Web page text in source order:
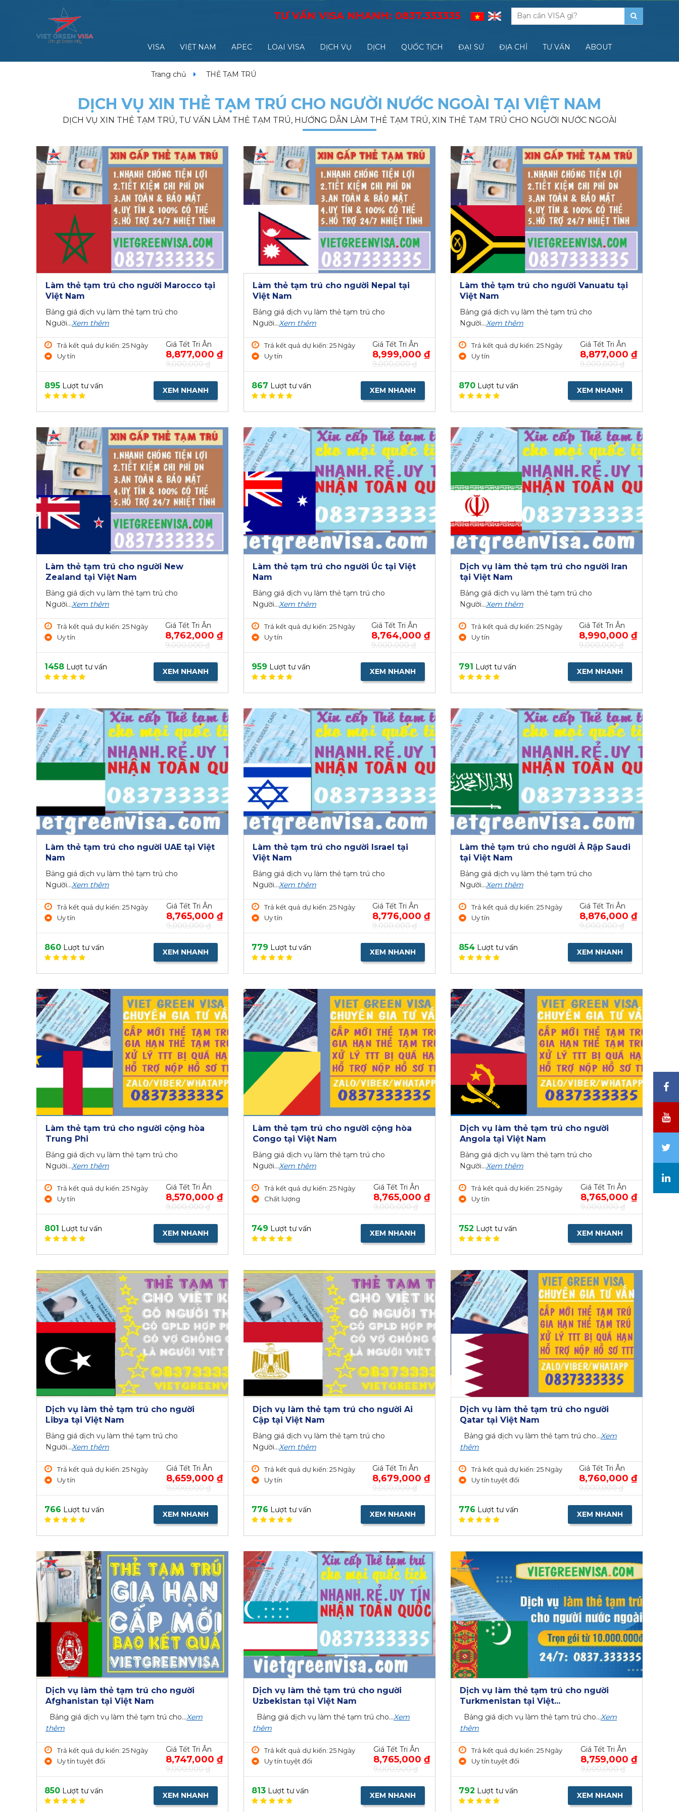
TƯ VẤN VISA NHANH: 0837.333335
VISA VIỆT NAM APEC LOẠI VISA DỊCH VỤ DỊCH QUỐC TỊCH ĐẠI SỨ ĐỊA CHỈ TƯ VẤN ABOUT
Trang chủ THẺ TẠM TRÚ
DỊCH VỤ XIN THẺ TẠM TRÚ CHO NGƯỜI NƯỚC NGOÀI TẠI VIỆT NAM
DỊCH VỤ XIN THẺ TẠM TRÚ, TƯ VẤN LÀM THẺ TẠM TRÚ, HƯỚNG DẪN LÀM THẺ TẠM TRÚ, XIN THẺ TẠM TRÚ CHO NGƯỜI NƯỚC NGOÀI
Làm thẻ tạm trú cho người Marocco tại
Việt Nam
Bảng giá dịch vụ làm thẻ tạm trú cho
Người...Xem thêm
Trả kết quả dự kiến: 25 Ngày
Uy tín
Giá Tết Tri Ân
8,877,000 ₫
9,000,000 ₫
895 Lượt tư vấn XEM NHANH
Làm thẻ tạm trú cho người Nepal tại
Việt Nam
Bảng giá dịch vụ làm thẻ tạm trú cho
Người...Xem thêm
Trả kết quả dự kiến: 25 Ngày
Uy tín
Giá Tết Tri Ân
8,999,000 ₫
9,000,000 ₫
867 Lượt tư vấn XEM NHANH
Làm thẻ tạm trú cho người Vanuatu tại
Việt Nam
Bảng giá dịch vụ làm thẻ tạm trú cho
Người...Xem thêm
Trả kết quả dự kiến: 25 Ngày
Uy tín
Giá Tết Tri Ân
8,877,000 ₫
9,000,000 ₫
870Lượt tư vấn XEM NHANH
Làm thẻ tạm trú cho người New
Zealand tại Việt Nam
Bảng giá dịch vụ làm thẻ tạm trú cho
Người...Xem thêm
Trả kết quả dự kiến: 25 Ngày
Uy tín
Giá Tết Tri Ân
8,762,000 ₫
9,000,000 ₫
1458 Lượt tư vấn XEM NHANH
Làm thẻ tạm trú cho người Úc tại Việt
Nam
Bảng giá dịch vụ làm thẻ tạm trú cho
Người...Xem thêm
Trả kết quả dự kiến: 25 Ngày
Uy tín
Giá Tết Tri Ân
8,764,000 ₫
9,000,000 ₫
959 Lượt tư vấn XEM NHANH
Dịch vụ làm thẻ tạm trú cho người Iran
tại Việt Nam
Bảng giá dịch vụ làm thẻ tạm trú cho
Người...Xem thêm
Trả kết quả dự kiến: 25 Ngày
Uy tín
Giá Tết Tri Ân
8,990,000 ₫
9,000,000 ₫
791 Lượt tư vấn XEM NHANH
Làm thẻ tạm trú cho người UAE tại Việt
Nam
Bảng giá dịch vụ làm thẻ tạm trú cho
Người...Xem thêm
Trả kết quả dự kiến: 25 Ngày
Uy tín
Giá Tết Tri Ân
8,765,000 ₫
9,000,000 ₫
860 Lượt tư vấn XEM NHANH
Làm thẻ tạm trú cho người Israel tại
Việt Nam
Bảng giá dịch vụ làm thẻ tạm trú cho
Người...Xem thêm
Trả kết quả dự kiến: 25 Ngày
Uy tín
Giá Tết Tri Ân
8,776,000 ₫
9,000,000 ₫
779 Lượt tư vấn XEM NHANH
Làm thẻ tạm trú cho người Ả Rập Saudi
tại Việt Nam
Bảng giá dịch vụ làm thẻ tạm trú cho
Người...Xem thêm
Trả kết quả dự kiến: 25 Ngày
Uy tín
Giá Tết Tri Ân
8,876,000 ₫
9,000,000 ₫
854Lượt tư vấn XEM NHANH
Làm thẻ tạm trú cho người cộng hòa
Trung Phi
Bảng giá dịch vụ làm thẻ tạm trú cho
Người...Xem thêm
Trả kết quả dự kiến: 25 Ngày
Uy tín
Giá Tết Tri Ân
8,570,000 ₫
9,000,000 ₫
801 Lượt tư vấn XEM NHANH
Làm thẻ tạm trú cho người cộng hòa
Congo tại Việt Nam
Bảng giá dịch vụ làm thẻ tạm trú cho
Người...Xem thêm
Trả kết quả dự kiến: 25 Ngày
Chất lượng
Giá Tết Tri Ân
8,765,000 ₫
9,000,000 ₫
749 Lượt tư vấn XEM NHANH
Dịch vụ làm thẻ tạm trú cho người
Angola tại Việt Nam
Bảng giá dịch vụ làm thẻ tạm trú cho
Người...Xem thêm
Trả kết quả dự kiến: 25 Ngày
Uy tín
Giá Tết Tri Ân
8,765,000 ₫
9,000,000 ₫
752 Lượt tư vấn XEM NHANH
Dịch vụ làm thẻ tạm trú cho người
Libya tại Việt Nam
Bảng giá dịch vụ làm thẻ tạm trú cho
Người...Xem thêm
Trả kết quả dự kiến: 25 Ngày
Uy tín
Giá Tết Tri Ân
8,659,000 ₫
9,000,000 ₫
766 Lượt tư vấn XEM NHANH
Dịch vụ làm thẻ tạm trú cho người Ai
Cập tại Việt Nam
Bảng giá dịch vụ làm thẻ tạm trú cho
Người...Xem thêm
Trả kết quả dự kiến: 25 Ngày
Uy tín
Giá Tết Tri Ân
8,679,000 ₫
9,000,000 ₫
776 Lượt tư vấn XEM NHANH
Dịch vụ làm thẻ tạm trú cho người
Qatar tại Việt Nam
Bảng giá dịch vụ làm thẻ tạm trú cho...Xem
thêm
Trả kết quả dự kiến: 25 Ngày
Uy tín tuyệt đối
Giá Tết Tri Ân
8,760,000 ₫
9,000,000 ₫
776 Lượt tư vấn XEM NHANH
Dịch vụ làm thẻ tạm trú cho người
Afghanistan tại Việt Nam
Bảng giá dịch vụ làm thẻ tạm trú cho...Xem
thêm
Trả kết quả dự kiến: 25 Ngày
Uy tín tuyệt đối
Giá Tết Tri Ân
8,747,000 ₫
9,000,000 ₫
850 Lượt tư vấn XEM NHANH
Dịch vụ làm thẻ tạm trú cho người
Uzbekistan tại Việt Nam
Bảng giá dịch vụ làm thẻ tạm trú cho...Xem
thêm
Trả kết quả dự kiến: 25 Ngày
Uy tín tuyệt đối
Giá Tết Tri Ân
8,765,000 ₫
9,000,000 ₫
813Lượt tư vấn XEM NHANH
Dịch vụ làm thẻ tạm trú cho người
Turkmenistan tại Việt...
Bảng giá dịch vụ làm thẻ tạm trú cho...Xem
thêm
Trả kết quả dự kiến: 25 Ngày
Uy tín tuyệt đối
Giá Tết Tri Ân
8,759,000 ₫
9,000,000 ₫
792 Lượt tư vấn XEM NHANH